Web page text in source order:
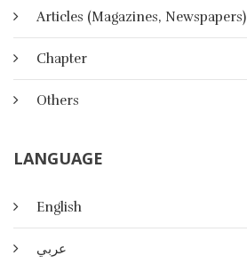
Articles (Magazines, Newspapers)
Chapter
Others
LANGUAGE
English
عربي